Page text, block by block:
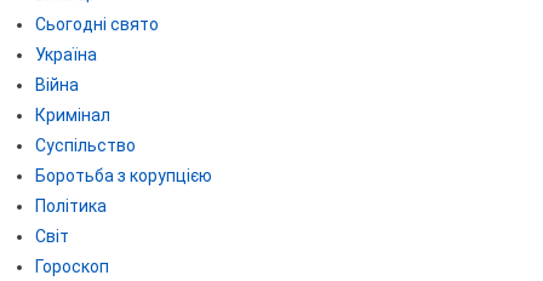
Сьогодні свято
Україна
Війна
Кримінал
Суспільство
Боротьба з корупцією
Політика
Світ
Гороскоп